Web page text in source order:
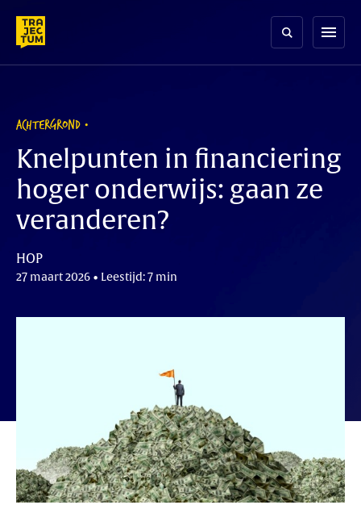
content
menu
ACHTERGROND
Knelpunten in financiering
hoger onderwijs: gaan ze
veranderen?
HOP
27 maart 2026 • Leestijd: 7 min